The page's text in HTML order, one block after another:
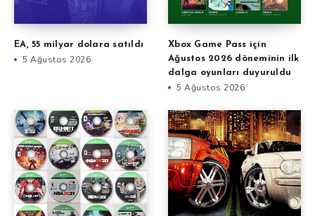
EA, 55 milyar dolara satıldı
5 Ağustos 2026
Xbox Game Pass için
Ağustos 2026 döneminin ilk
dalga oyunları duyuruldu
5 Ağustos 2026